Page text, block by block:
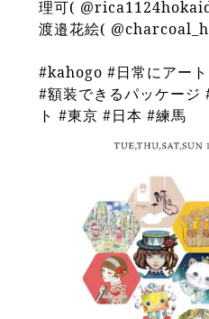
理可(
渡邉花絵(
#kahogo #日常にアー
#額装できるパッケージ
ト #東京 #日本 #練馬